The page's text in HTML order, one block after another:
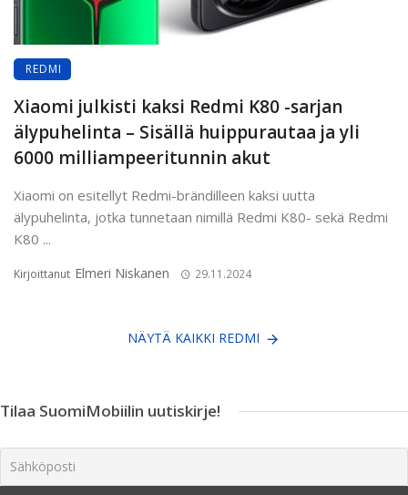
REDMI
Xiaomi julkisti kaksi Redmi K80 -sarjan
älypuhelinta – Sisällä huippurautaa ja yli
6000 milliampeeritunnin akut
Xiaomi on esitellyt Redmi-brändilleen kaksi uutta
älypuhelinta, jotka tunnetaan nimillä Redmi K80- sekä Redmi
K80 ...
Kirjoittanut Elmeri Niskanen 29.11.2024
NÄYTÄ KAIKKI REDMI
Tilaa SuomiMobiilin uutiskirje!